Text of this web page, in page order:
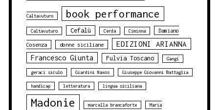
Caltavuturo book performance
Caltavuturo Cefalù Cerda Ciminna Damiano
Cosenza donne siciliane EDIZIONI ARIANNA
Francesco Giunta Fulvia Toscano Gangi
geraci siculo Giardini Naxos Giuseppe Giovanni Battaglia
handicap letteratura lingua siciliana
Madonie marcella brancaforte Maria